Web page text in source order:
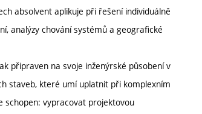
absolvent aplikuje při řešení individuálně
analýzy chování systémů a geografické
připraven na svoje inženýrské působení v
staveb, které umí uplatnit při komplexním
schopen: vypracovat projektovou